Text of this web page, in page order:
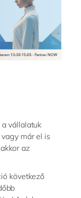
a vállalatuk
már el is
az
következő